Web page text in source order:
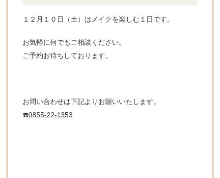
１２月１０日（土）はメイクを楽しむ１日です。
お気軽に何でもご相談ください。
ご予約お待ちしております。
お問い合わせは下記よりお願いいたします。
☎️0855-22-1353